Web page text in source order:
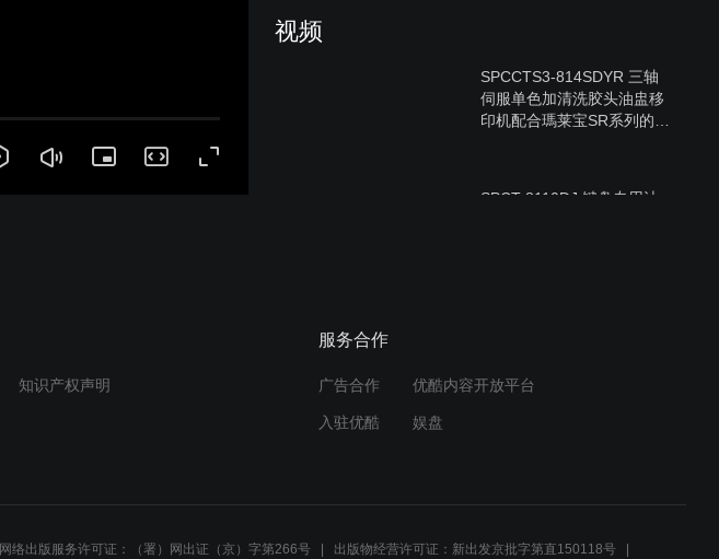
视频
SPCCTS3-814SDYR 三轴
伺服单色加清洗胶头油盅移
印机配合瑪莱宝SR系列的应
SPCT-8110DJ 键盘专用油
知识产权声明
服务合作
广告合作 优酷内容开放平台
入驻优酷 娱盘
网络出版服务许可证：（署）网出证（京）字第266号 出版物经营许可证：新出发京批字第直150118号